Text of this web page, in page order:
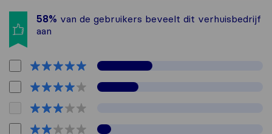
58% van de gebruikers beveelt dit verhuisbedrijf
aan